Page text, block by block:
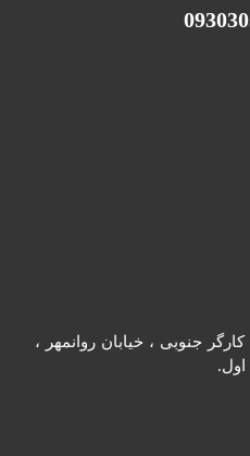
کارگر جنوبی ، خیابان روانمهر ،